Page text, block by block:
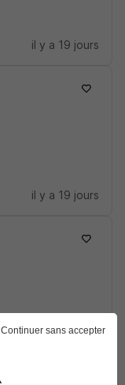
il y a 19 jours
il y a 19 jours
Continuer sans accepter